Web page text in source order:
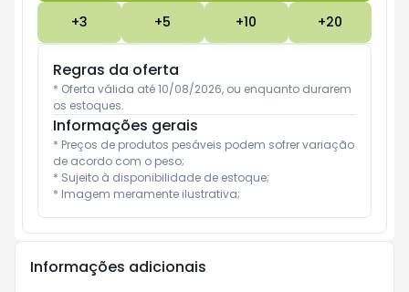
+3 +5 +10 +20
Regras da oferta
* Oferta válida até 10/08/2026, ou enquanto durarem
os estoques.
Informações gerais
* Preços de produtos pesáveis podem sofrer variação
de acordo com o peso;
* Sujeito à disponibilidade de estoque;
* Imagem meramente ilustrativa;
Informações adicionais